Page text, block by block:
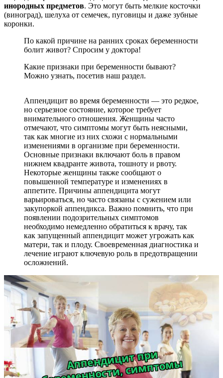
инородных предметов. Это могут быть мелкие косточки
(виноград), шелуха от семечек, пуговицы и даже зубные
коронки.
По какой причине на ранних сроках беременности
болит живот? Спросим у доктора!
Какие признаки при беременности бывают?
Можно узнать, посетив наш раздел.
Аппендицит во время беременности — это редкое,
но серьезное состояние, которое требует
внимательного отношения. Женщины часто
отмечают, что симптомы могут быть неясными,
так как многие из них схожи с нормальными
изменениями в организме при беременности.
Основные признаки включают боль в правом
нижнем квадранте живота, тошноту и рвоту.
Некоторые женщины также сообщают о
повышенной температуре и изменениях в
аппетите. Причины аппендицита могут
варьироваться, но часто связаны с сужением или
закупоркой аппендикса. Важно помнить, что при
появлении подозрительных симптомов
необходимо немедленно обратиться к врачу, так
как запущенный аппендицит может угрожать как
матери, так и плоду. Своевременная диагностика и
лечение играют ключевую роль в предотвращении
осложнений.